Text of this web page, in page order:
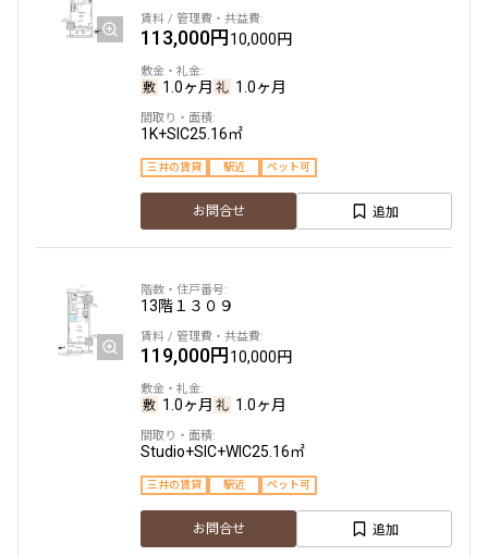
指定なし
新築
10年以内
20年以内
30年以内
10分以内
15分以内
他条件
申込無し物件のみ表示
113,000円10,000円
1.0ヶ月 1.0ヶ月
1K+SIC25.16㎡
三井の賃貸 駅近 ペット可
お問合せ 追加
13階１３０９
119,000円10,000円
1.0ヶ月 1.0ヶ月
Studio+SIC+WIC25.16㎡
三井の賃貸 駅近 ペット可
お問合せ 追加